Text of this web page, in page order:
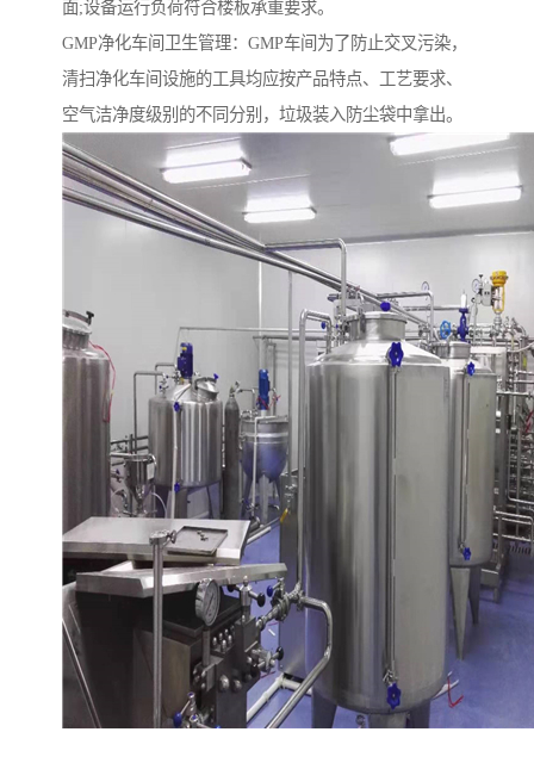
面;设备运行负荷符合楼板承重要求。
GMP净化车间卫生管理：GMP车间为了防止交叉污染，
清扫净化车间设施的工具均应按产品特点、工艺要求、
空气洁净度级别的不同分别，垃圾装入防尘袋中拿出。